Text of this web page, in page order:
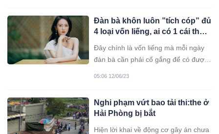
Đàn bà khôn luôn ”tích cóp” đủ
4 loại vốn liếng, ai có 1 cái thôi
Đây chính là vốn liếng mà mỗi ngày
đàn bà cần phải cố gắng để có được.
tiếng nói phụ nữ ạ.
05:06 12/06/23
Nghi phạm vứt bao tải thi:the ở
Hải Phòng bị bắt
Hiện lời khai về động cơ gây án chưa